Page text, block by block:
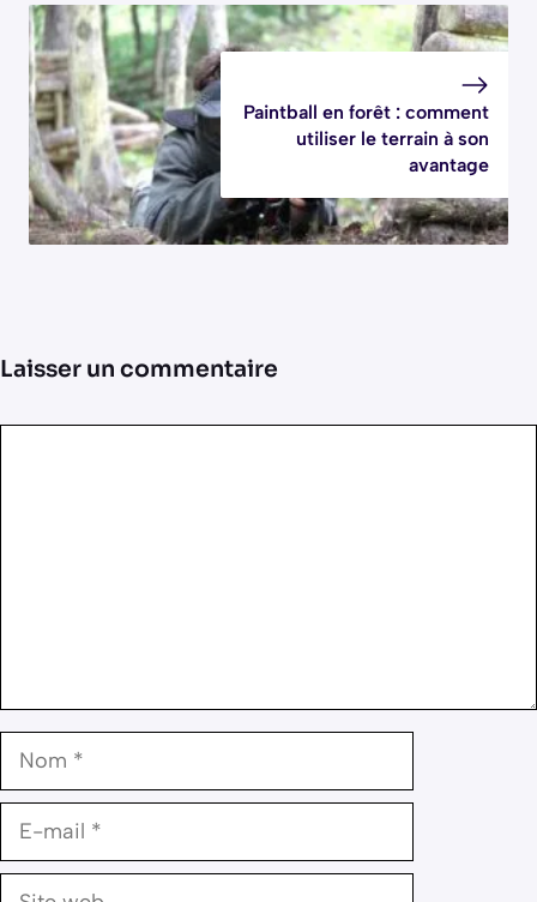
Paintball en forêt : comment
utiliser le terrain à son
avantage
Laisser un commentaire
Nom
E-
Site